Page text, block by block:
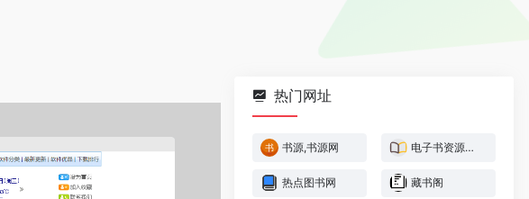
热门网址
书源,书源网 电子书资源网-一刻书屋
热点图书网 藏书阁